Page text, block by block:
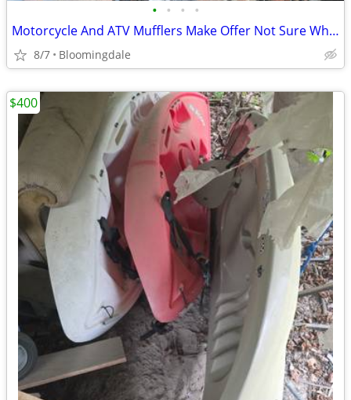
• • • •
Motorcycle And ATV Mufflers Make Offer Not Sure What They Fit
8/7 Bloomingdale
$400